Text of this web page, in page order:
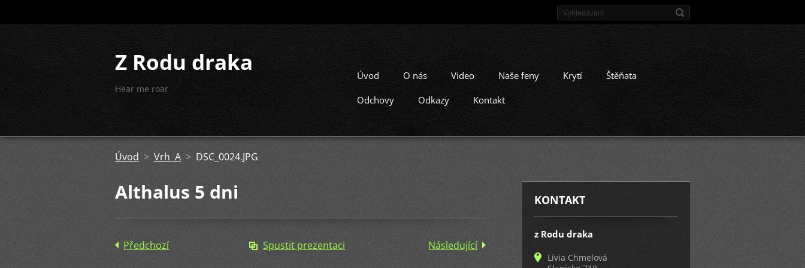
Z Rodu draka
Hear me roar
Úvod O nás Video Naše feny Krytí Štěňata
Odchovy Odkazy Kontakt
Úvod >Vrh A > DSC_0024.JPG
Althalus 5 dni
Předchozí Spustit prezentaci Následující
KONTAKT
z Rodu draka
Lívia Chmelová